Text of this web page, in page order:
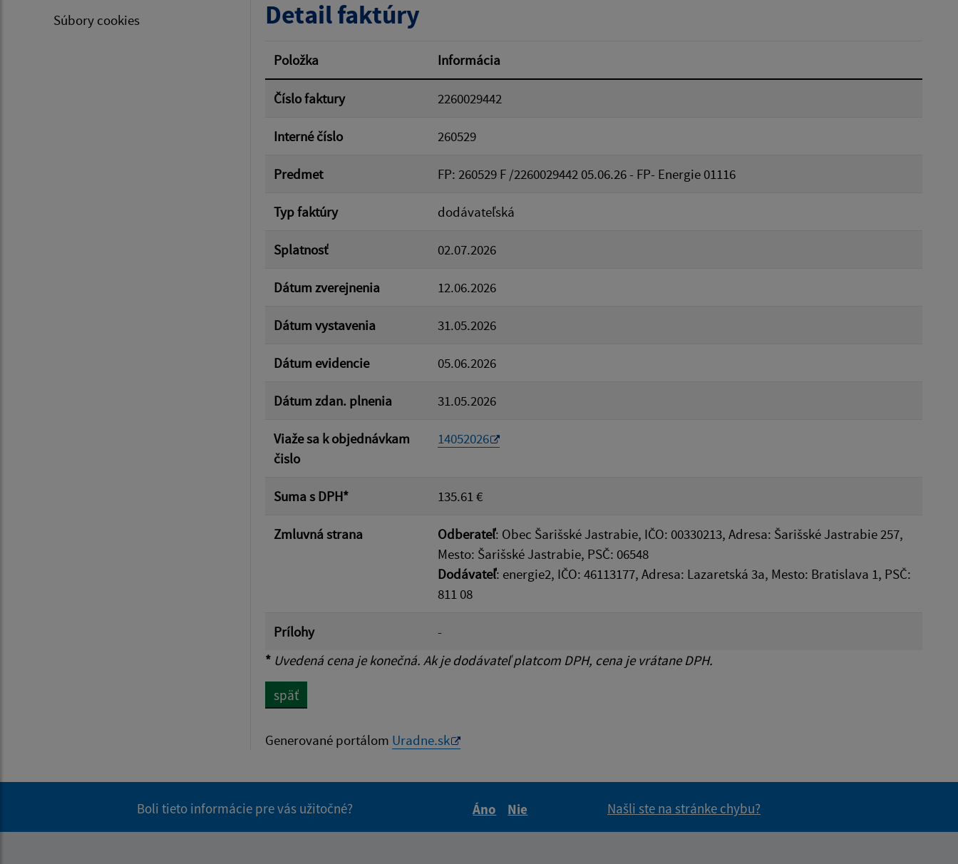
Súbory cookies
Suma od:
Filtrovať
Detail faktúry
Položka Informácia
Číslo faktury 2260029442
Interné číslo 260529
Predmet FP: 260529 F /2260029442 05.06.26 - FP- Energie 01116
Typ faktúry dodávateľská
Splatnosť 02.07.2026
Dátum zverejnenia 12.06.2026
Dátum vystavenia 31.05.2026
Dátum evidencie 05.06.2026
Dátum zdan. plnenia 31.05.2026
Viaže sa k objednávkam
čislo
14052026
Suma s DPH* 135.61 €
Zmluvná strana Odberateľ: Obec Šarišské Jastrabie, IČO: 00330213, Adresa: Šarišské Jastrabie 257,
Mesto: Šarišské Jastrabie, PSČ: 06548
Dodávateľ: energie2, IČO: 46113177, Adresa: Lazaretská 3a, Mesto: Bratislava 1, PSČ:
811 08
Prílohy
-
* Uvedená cena je konečná. Ak je dodávateľ platcom DPH, cena je vrátane DPH.
späť
Generované portálom Uradne.sk
Boli tieto informácie pre vás užitočné?
Áno
Nie
Našli ste na stránke chybu?